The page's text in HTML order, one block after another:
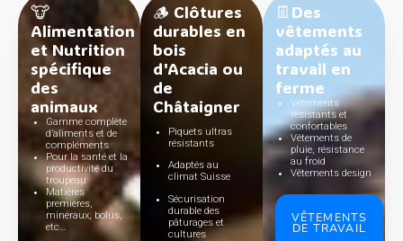
🐮
Alimentation
et Nutrition
spécifique
des
animaux
Gamme complète
d’aliments et de
compléments
Pour la santé et la
productivité du
troupeau
Matières
premières,
minéraux, bolus,
etc…
🪵 Clôtures
durables en
bois
d'Acacia ou
de
Châtaigner
Piquets ultras
résistants
Adaptés au
climat Suisse
Sécurisation
durable des
pâturages et
cultures
👖Des
vêtements
adaptés au
travail en
ferme
Vêtements
résistants et
confortables
Vêtements de
pluie, résistance
au froid
Vêtements design
VÊTEMENTS
DE TRAVAIL